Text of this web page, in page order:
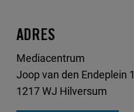
ADRES
Mediacentrum
Joop van den Endeplein 1
1217 WJ Hilversum